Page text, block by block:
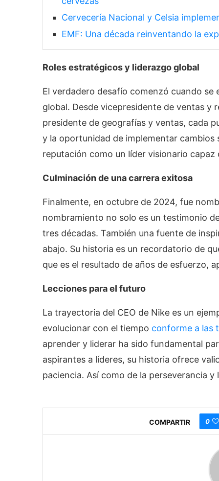
Cervecería Nacional y Celsia
EMF: Una década reinventando la
Roles estratégicos y liderazgo global
El verdadero desafío comenzó cuando
global. Desde vicepresidente de ventas y
presidente de geografías y ventas, cada
y la oportunidad de implementar
reputación como un líder visionario
Culminación de una carrera exitosa
Finalmente, en octubre de 2024, fue
nombramiento no solo es un testimonio
tres décadas. También una fuente de
abajo. Su historia es un recordatorio de
que es el resultado de años de esfuerzo,
Lecciones para el futuro
La trayectoria del CEO de Nike es un
evolucionar con el tiempo conforme a las
aprender y liderar ha sido fundamental
aspirantes a líderes, su historia ofrece
paciencia. Así como de la perseverancia
COMPARTIR 0